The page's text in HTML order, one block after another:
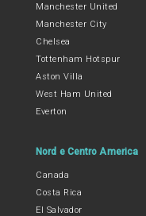
Manchester United
Manchester City
Chelsea
Tottenham Hotspur
Aston Villa
West Ham United
Everton
Nord e Centro America
Canada
Costa Rica
El Salvador